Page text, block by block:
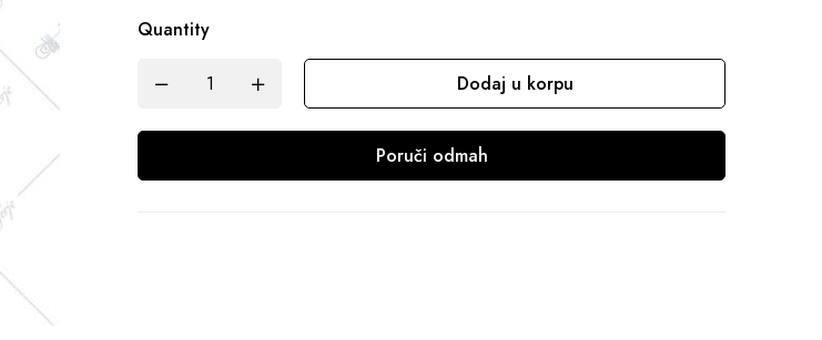
Quantity
Dodaj u korpu
Poruči odmah